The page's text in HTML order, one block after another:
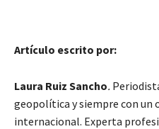
Artículo escrito por:
Laura Ruiz Sancho.
geopolítica y siempre con un
internacional. Experta